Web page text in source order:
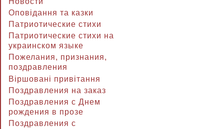
Оповідання та казки
Патриотические стихи
Патриотические стихи на
украинском языке
Пожелания, признания,
поздравления
Віршовані привітання
Поздравления на заказ
Поздравления с Днем
рождения в прозе
Поздравления с